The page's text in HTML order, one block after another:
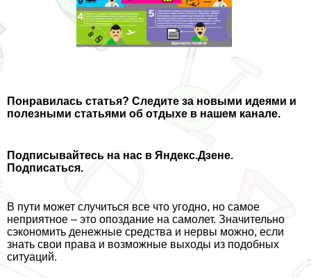
Понравилась статья? Следите за новыми идеями и
полезными статьями об отдыхе в нашем канале.
Подписывайтесь на нас в Яндекс.Дзене.
Подписаться.
В пути может случиться все что угодно, но самое
неприятное – это опоздание на самолет. Значительно
сэкономить денежные средства и нервы можно, если
знать свои права и возможные выходы из подобных
ситуаций.